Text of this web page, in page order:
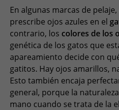
En algunas marcas de
prescribe ojos azules en el
contrario, los colores de los
genética de los gatos que
apareamiento decide con
gatitos. Hay ojos amarillos,
Esto también encaja
general, porque la
mano cuando se trata de la